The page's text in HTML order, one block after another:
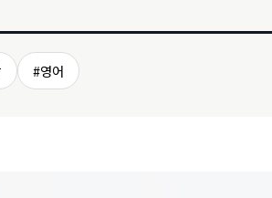
#영어